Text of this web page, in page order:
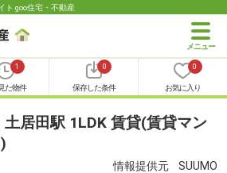
ト goo住宅・不動産
1
た物件
0
保存した条件
0
お気に入り
居田駅 1LDK 賃貸(賃貸マン
情報提供元 SUUMO